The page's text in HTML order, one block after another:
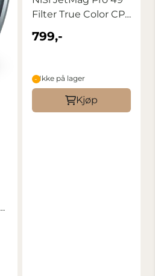
Filter True Color CPL
799,-
Ikke på lager
Kjøp